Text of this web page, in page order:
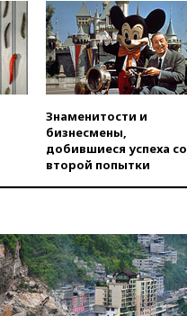
Знаменитости и
бизнесмены,
добившиеся успеха со
второй попытки